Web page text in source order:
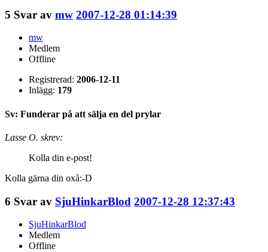
5 Svar av mw 2007-12-28 01:14:39
mw
Medlem
Offline
Registrerad: 2006-12-11
Inlägg: 179
Sv: Funderar på att sälja en del prylar
Lasse O. skrev:
Kolla din e-post!
Kolla gärna din oxå:-D
6 Svar av SjuHinkarBlod 2007-12-28 12:37:43
SjuHinkarBlod
Medlem
Offline